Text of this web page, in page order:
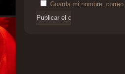
Guarda mi nombre,